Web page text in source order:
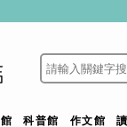
科普館 作文館